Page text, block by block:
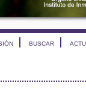
BUSCAR